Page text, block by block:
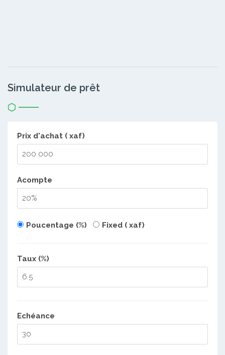
Simulateur de prêt
Prix d'achat ( xaf)
Acompte
Poucentage (%) Fixed ( xaf)
Taux (%)
Echéance